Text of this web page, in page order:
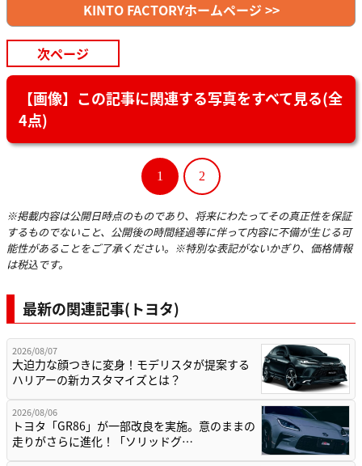
KINTO FACTORYホームページ >>
次ページ
【画像】この記事に関連する写真をすべて見る(全
4点)
1 2
※掲載内容は公開日時点のものであり、将来にわたってその真正性を保証
するものでないこと、公開後の時間経過等に伴って内容に不備が生じる可
能性があることをご了承ください。※特別な表記がないかぎり、価格情報
は税込です。
最新の関連記事(トヨタ)
2026/08/07
大迫力な顔つきに変身！モデリスタが提案する
ハリアーの新カスタマイズとは？
2026/08/06
トヨタ「GR86」が一部改良を実施。意のままの
走りがさらに進化！「ソリッドグ…